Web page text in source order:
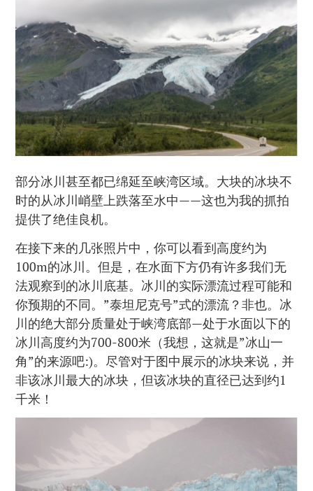
部分冰川甚至都已绵延至峡湾区域。大块的冰块不
时的从冰川峭壁上跌落至水中——这也为我的抓拍
提供了绝佳良机。
在接下来的几张照片中，你可以看到高度约为
100m的冰川。但是，在水面下方仍有许多我们无
法观察到的冰川底基。冰川的实际漂流过程可能和
你预期的不同。”泰坦尼克号”式的漂流？非也。冰
川的绝大部分质量处于峡湾底部—处于水面以下的
冰川高度约为700-800米（我想，这就是”冰山一
角”的来源吧:)。尽管对于图中展示的冰块来说，并
非该冰川最大的冰块，但该冰块的直径已达到约1
千米！